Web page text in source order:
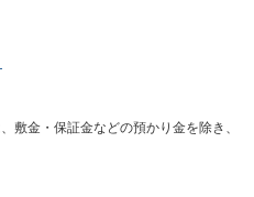
敷金・保証金などの預かり金を除き、